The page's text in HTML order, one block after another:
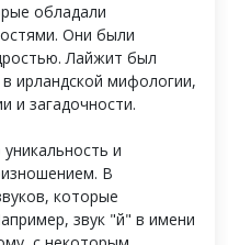
обладали
Они были
Лайжит был
ирландской мифологии,
и загадочности.
и
В
которые
звук "й" в имени